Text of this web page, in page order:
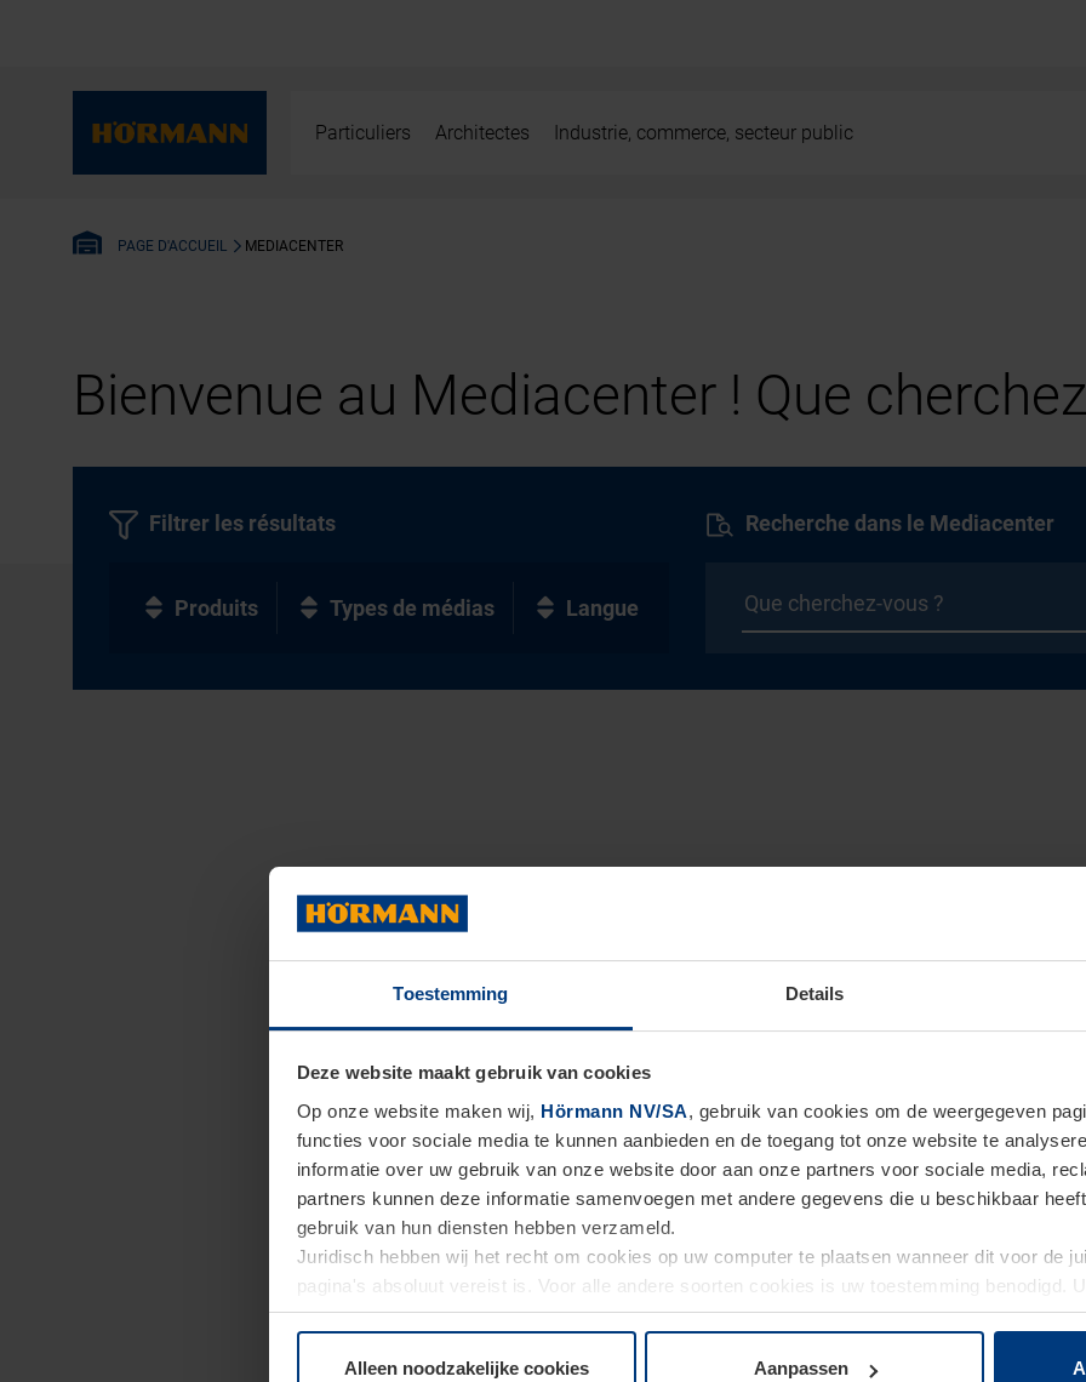
Toestemming Details
Deze website maakt gebruik van cookies
Op onze website maken wij, Hörmann NV/SA, gebruik van cookies om de weergegeven
functies voor sociale media te kunnen aanbieden en de toegang tot onze website te
informatie over uw gebruik van onze website door aan onze partners voor sociale media,
partners kunnen deze informatie samenvoegen met andere gegevens die u beschikbaar
gebruik van hun diensten hebben verzameld.
Juridisch hebben wij het recht om cookies op uw computer te plaatsen wanneer dit voor de
pagina's absoluut vereist is. Voor alle andere soorten cookies is uw toestemming benodigd.
moment bij de uitleg van de cookies op paginaPrivacyverklaringop onze website wijzigen
Alleen noodzakelijke cookies Aanpassen
Particuliers Architectes Industrie, commerce, secteur public
PAGE D'ACCUEIL MEDIACENTER
Bienvenue au Mediacenter ! Que
Recherche dans le Mediacenter
Filtrer les résultats
Produits Types de médias Langue